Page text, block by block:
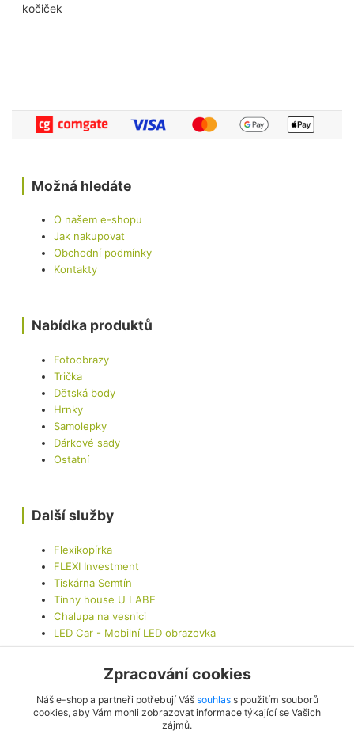
kočiček
Možná hledáte
O našem e-shopu
Jak nakupovat
Obchodní podmínky
Kontakty
Nabídka produktů
Fotoobrazy
Trička
Dětská body
Hrnky
Samolepky
Dárkové sady
Ostatní
Další služby
Flexikopírka
FLEXI Investment
Tiskárna Semtín
Tinny house U LABE
Chalupa na vesnici
LED Car - Mobilní LED obrazovka
Zpracování cookies
Náš e-shop a partneři potřebují Váš souhlass použitím souborů
cookies, aby Vám mohli zobrazovat informace týkající se Vašich
zájmů.